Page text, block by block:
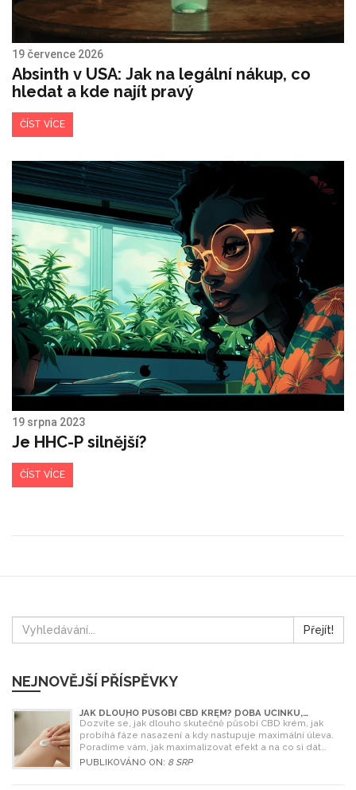
19 července 2026
Absinth v USA: Jak na legální nákup, co
hledat a kde najít pravý
ČÍST VÍCE
19 srpna 2023
Je HHC-P silnější?
ČÍST VÍCE
Přejít!
NEJNOVĚJŠÍ PŘÍSPĚVKY
JAK DLOUHO PŮSOBÍ CBD KRÉM? DOBA ÚČINKU,
NASAZENÍ A TIPY PRO MAXIMÁLNÍ EFEKT
Dozvíte se, jak dlouho skutečně působí CBD krém, jak
probíhá fáze nasazení a kdy nastupuje maximální úleva.
Poradíme vám, jak maximalizovat efekt a na co si dát
pozor.
PUBLIKOVÁNO ON: 8 SRP